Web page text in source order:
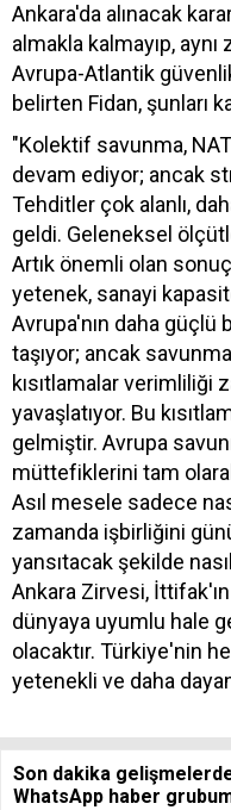
Ankara'da alınacak
almakla kalmayıp,
Avrupa-Atlantik
belirten Fidan, şunları
"Kolektif savunma,
devam ediyor; ancak
Tehditler çok alanlı,
geldi. Geleneksel
Artık önemli olan
yetenek, sanayi
Avrupa'nın daha güçlü
taşıyor; ancak
kısıtlamalar verimliliği
yavaşlatıyor. Bu
gelmiştir. Avrupa
müttefiklerini tam
Asıl mesele sadece
zamanda işbirliğini
yansıtacak şekilde
Ankara Zirvesi, İttifak'ın
dünyaya uyumlu hale
olacaktır. Türkiye'nin
yetenekli ve daha
Son dakika
WhatsApp haber